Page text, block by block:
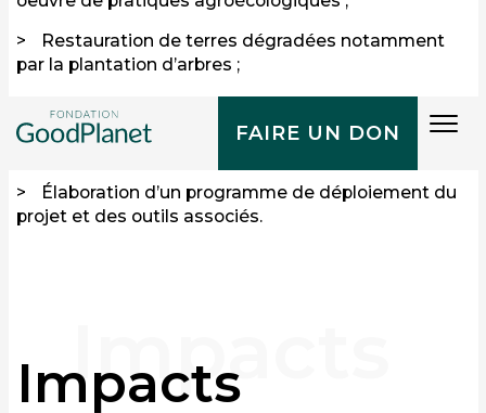
FAIRE UN DON
Restauration de terres dégradées notamment
par la plantation d’arbres ;
suivi de l’impact carbone du projet avec l’appui
Élaboration d’un programme de déploiement du
projet et des outils associés.
Impacts